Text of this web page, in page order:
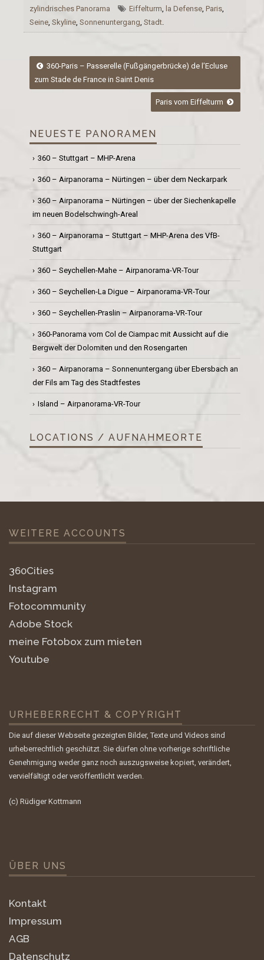
zylindrisches Panorama
Eiffelturm la Defense, Paris,
Seine Skyline Sonnenuntergang Stadt
Post360-Paris – Passerelle (Fußgängerbrücke) de l’Ecluse
zum Stade de France in Saint Denis
Paris vom Eiffelturm
NEUESTE PANORAMEN
360 – Stuttgart – MHP-Arena
360 – Airpanorama – Nürtingen – über dem Neckarpark
360 – Airpanorama – Nürtingen – über der Siechenkapelle
im neuen Bodelschwingh-Areal
360 – Airpanorama – Stuttgart – MHP-Arena des VfB-
Stuttgart
360 – Seychellen-Mahe – Airpanorama-VR-Tour
360 – Seychellen-La Digue – Airpanorama-VR-Tour
360 – Seychellen-Praslin – Airpanorama-VR-Tour
360-Panorama vom Col de Ciampac mit Aussicht auf die
Bergwelt der Dolomiten und den Rosengarten
360 – Airpanorama – Sonnenuntergang über Ebersbach an
der Fils am Tag des Stadtfestes
Island – Airpanorama-VR-Tour
LOCATIONS / AUFNAHMEORTE
WEITERE ACCOUNTS
360Cities
Instagram
Fotocommunity
Adobe Stock
meine Fotobox zum mieten
Youtube
URHEBERRECHT & COPYRIGHT
Die auf dieser Webseite gezeigten Bilder, Texte und Videos sind
urheberrechtlich geschützt. Sie dürfen ohne vorherige schriftliche
Genehmigung weder ganz noch auszugsweise kopiert, verändert,
vervielfältigt oder veröffentlicht werden.
(c) Rüdiger Kottmann
ÜBER UNS
Kontakt
Impressum
AGB
Datenschutz